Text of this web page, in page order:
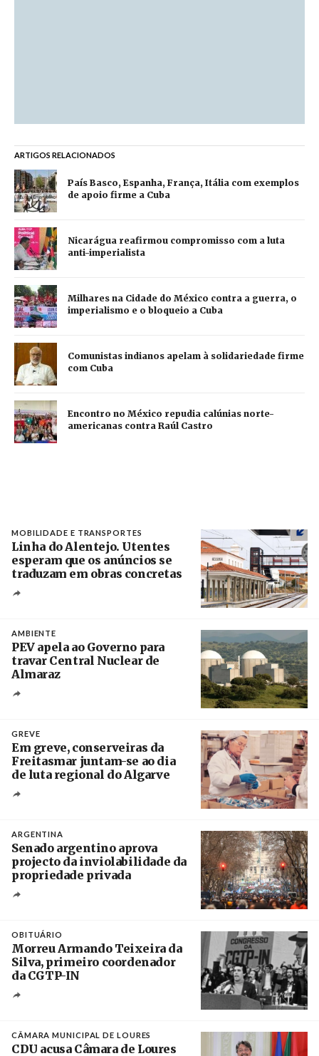
ARTIGOS RELACIONADOS
País Basco, Espanha, França, Itália com exemplos
de apoio firme a Cuba
Nicarágua reafirmou compromisso com a luta
anti-imperialista
Milhares na Cidade do México contra a guerra, o
imperialismo e o bloqueio a Cuba
Comunistas indianos apelam à solidariedade firme
com Cuba
Encontro no México repudia calúnias norte-
americanas contra Raúl Castro
MOBILIDADE E TRANSPORTES
Linha do Alentejo. Utentes
esperam que os anúncios se
traduzam em obras concretas
AMBIENTE
PEV apela ao Governo para
travar Central Nuclear de
Almaraz
GREVE
Em greve, conserveiras da
Freitasmar juntam-se ao dia
de luta regional do Algarve
ARGENTINA
Senado argentino aprova
projecto da inviolabilidade da
propriedade privada
OBITUÁRIO
Morreu Armando Teixeira da
Silva, primeiro coordenador
da CGTP-IN
CÂMARA MUNICIPAL DE LOURES
CDU acusa Câmara de Loures